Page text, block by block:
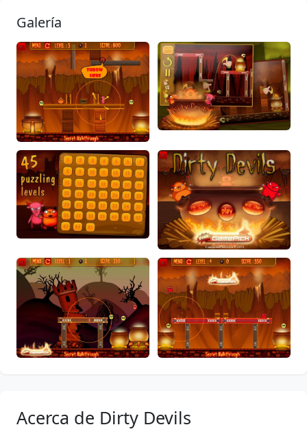
Galería
Acerca de Dirty Devils